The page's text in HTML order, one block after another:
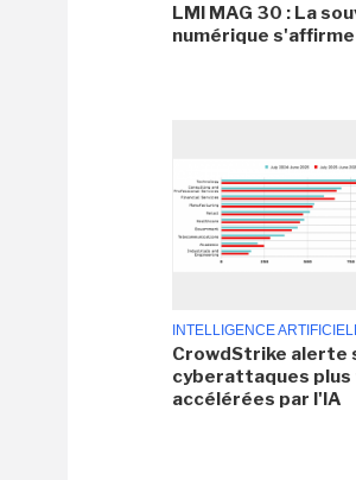
LMI MAG 30 : La
numérique s'affirme
INTELLIGENCE
CrowdStrike alerte
cyberattaques
accélérées par l'IA